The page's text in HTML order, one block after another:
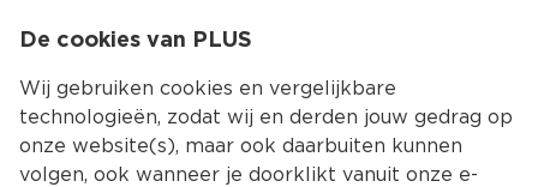
Kies jouw
De cookies van PLUS
Wij gebruiken cookies en vergelijkbare
technologieën, zodat wij en derden jouw gedrag op
onze website(s), maar ook daarbuiten kunnen
volgen, ook wanneer je doorklikt vanuit onze e-